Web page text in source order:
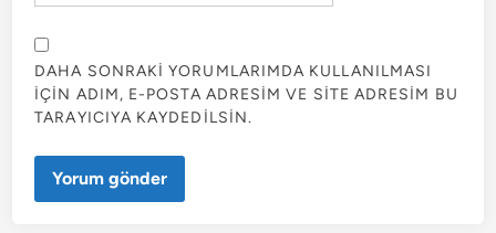
DAHA SONRAKI YORUMLARIMDA KULLANILMASI
IÇIN ADIM, E-POSTA ADRESIM VE SITE ADRESIM BU
TARAYICIYA KAYDEDILSIN.